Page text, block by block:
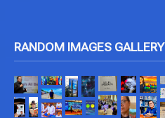
RANDOM IMAGES GALLERY